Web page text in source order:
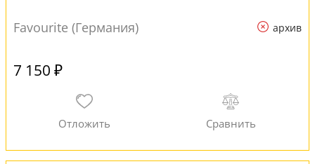
Favourite (Германия) архив
7 150 ₽